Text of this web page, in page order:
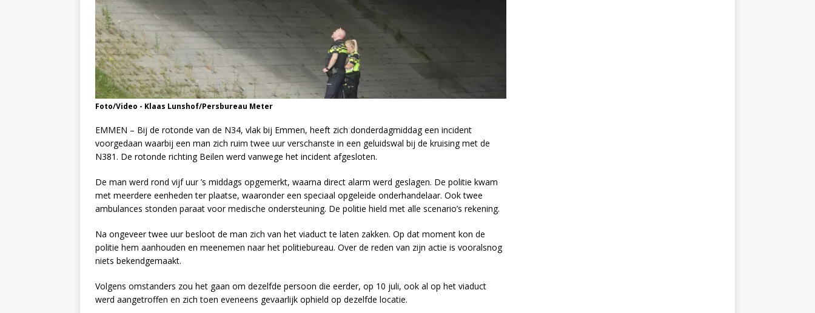
Foto/Video - Klaas Lunshof/Persbureau Meter
EMMEN – Bij de rotonde van de N34, vlak bij Emmen, heeft zich donderdagmiddag een incident
voorgedaan waarbij een man zich ruim twee uur verschanste in een geluidswal bij de kruising met de
N381. De rotonde richting Beilen werd vanwege het incident afgesloten.
De man werd rond vijf uur ’s middags opgemerkt, waarna direct alarm werd geslagen. De politie kwam
met meerdere eenheden ter plaatse, waaronder een speciaal opgeleide onderhandelaar. Ook twee
ambulances stonden paraat voor medische ondersteuning. De politie hield met alle scenario’s rekening.
Na ongeveer twee uur besloot de man zich van het viaduct te laten zakken. Op dat moment kon de
politie hem aanhouden en meenemen naar het politiebureau. Over de reden van zijn actie is vooralsnog
niets bekendgemaakt.
Volgens omstanders zou het gaan om dezelfde persoon die eerder, op 10 juli, ook al op het viaduct
werd aangetroffen en zich toen eveneens gevaarlijk ophield op dezelfde locatie.